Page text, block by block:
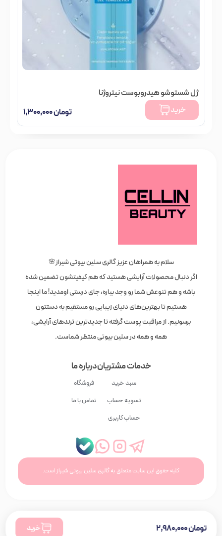
ژل شستوشو هیدروبوست نیتروژنا
تومان
خرید
سلام به همراهان عزیز گالری سلین بیوتی شیراز🌸
اگر دنبال محصولات آرایشی هستید که هم کیفیتشون تضمین شده
باشه و هم تنوعش شما رو وجد بیاره، جای درستی اومدید! ما اینجا
هستیم تا بهترین‌های دنیای زیبایی رو مستقیم به دستتون
برسونیم. از مراقبت پوست گرفته تا جدیدترین ترندهای آرایشی،
همه و همه در سلین بیوتی منتظر شماست.
خدمات مشتریان
سبد خرید
تسویه حساب
حساب کاربری
درباره ما
فروشگاه
تماس با ما
کلیه حقوق این سایت متعلق به گالری سلین بیوتی شیراز است.
تومان۲,۹۸۰,۰۰۰ خرید